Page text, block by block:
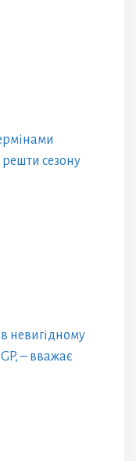
сезону
невигідному
– вважає